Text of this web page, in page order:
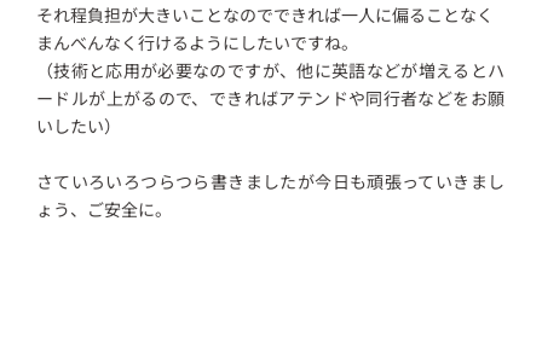
それ程負担が大きいことなのでできれば一人に偏ることなく
まんべんなく行けるようにしたいですね。
（技術と応用が必要なのですが、他に英語などが増えるとハ
ードルが上がるので、できればアテンドや同行者などをお願
いしたい）
さていろいろつらつら書きましたが今日も頑張っていきまし
ょう、ご安全に。